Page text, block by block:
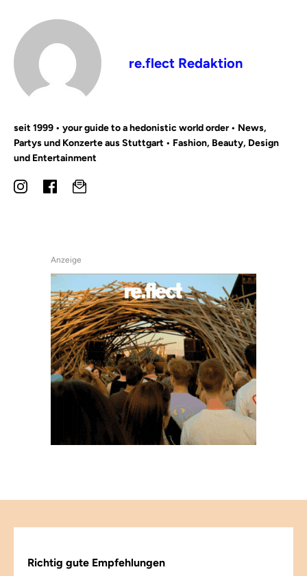
re.flect Redaktion
seit 1999 • your guide to a hedonistic world order • News,
Partys und Konzerte aus Stuttgart • Fashion, Beauty, Design
und Entertainment
Anzeige
Richtig gute Empfehlungen